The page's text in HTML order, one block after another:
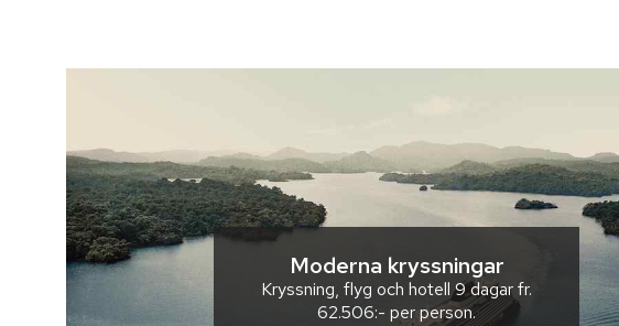
Moderna kryssningar
Kryssning, flyg och hotell9 dagarfr.
62.506:- per person.